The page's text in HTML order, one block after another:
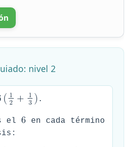
nivel 2
( 1
2 + 1
3 ) .
el 6 en cada término